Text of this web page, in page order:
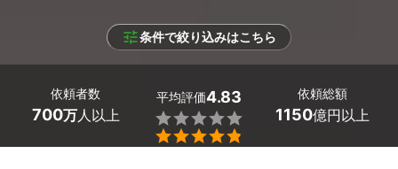
条件で絞り込みはこちら
依頼者数
700万人以上
平均評価4.83


依頼総額
1150億円以上